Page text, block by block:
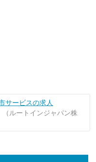
サービスの求人
ルートインジャパン株